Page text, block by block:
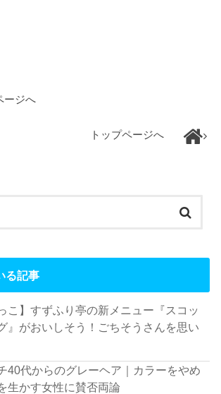
ージへ
トップページへ
る記事
こ】すずふり亭の新メニュー『スコッ
』がおいしそう！ごちそうさんを思い
40代からのグレーヘア｜カラーをやめ
生かす女性に賛否両論